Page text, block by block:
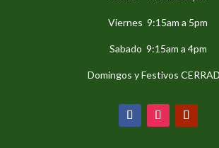
Viernes 9:15am a 5pm
Sabado 9:15am a 4pm
Domingos y Festivos